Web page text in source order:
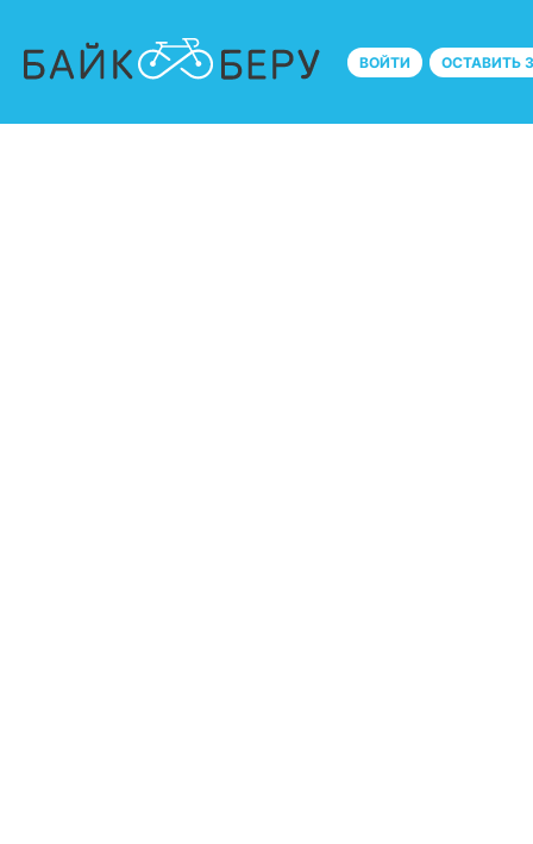
ВОЙТИ ОСТАВИТЬ